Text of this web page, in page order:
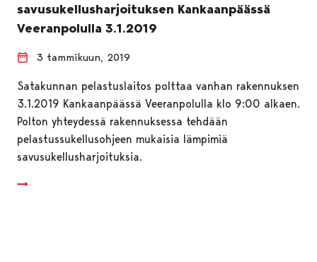
savusukellusharjoituksen Kankaanpäässä
Veeranpolulla 3.1.2019
3 tammikuun, 2019
Satakunnan pelastuslaitos polttaa vanhan rakennuksen
3.1.2019 Kankaanpäässä Veeranpolulla klo 9:00 alkaen.
Polton yhteydessä rakennuksessa tehdään
pelastussukellusohjeen mukaisia lämpimiä
savusukellusharjoituksia.